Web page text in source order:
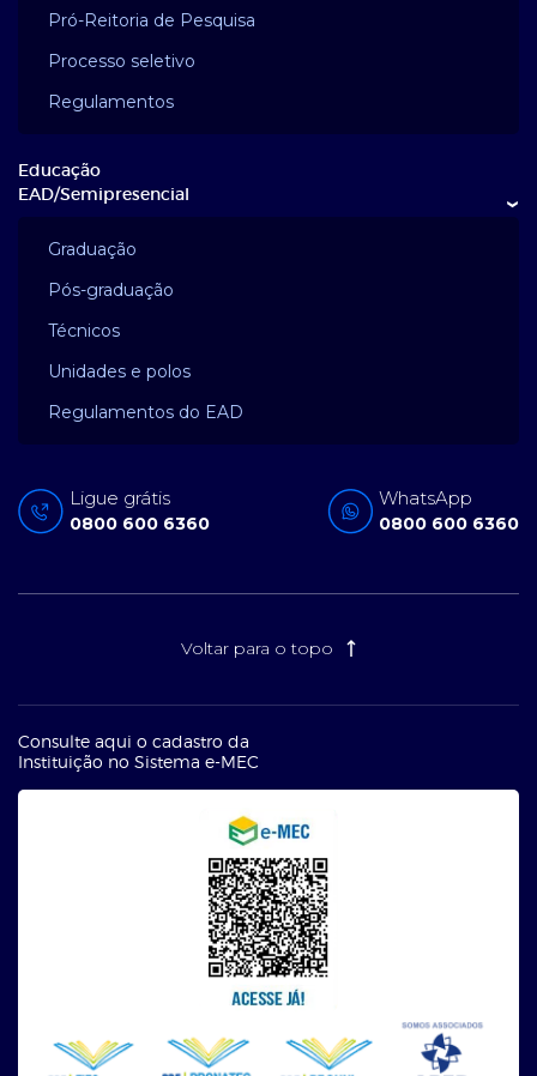
Pró-Reitoria de Pesquisa
Processo seletivo
Regulamentos
Educação
EAD/Semipresencial
›
Graduação
Pós-graduação
Técnicos
Unidades e polos
Regulamentos do EAD
Ligue grátis
0800 600 6360
WhatsApp
0800 600 6360
Voltar para o topo
Consulte aqui o cadastro da
Instituição no Sistema e-MEC